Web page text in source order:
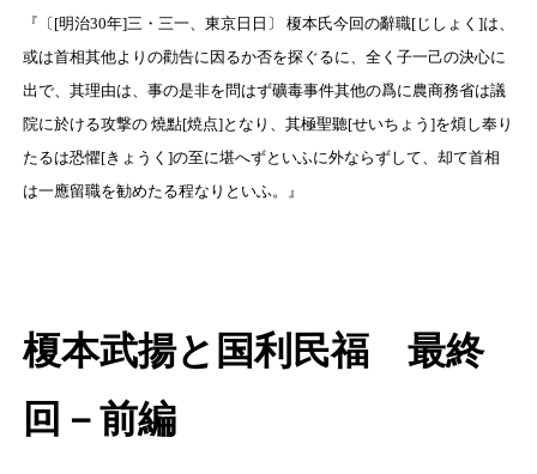
『〔[明治30年]三・三一、東京日日〕 榎本氏今回の辭職[じしょく]は、
或は首相其他よりの勸告に因るか否を探ぐるに、全く子一己の決心に
出で、其理由は、事の是非を問はず礦毒事件其他の爲に農商務省は議
院に於ける攻撃の 燒點[焼点]となり、其極聖聽[せいちょう]を煩し奉り
たるは恐懼[きょうく]の至に堪へずといふに外ならずして、却て首相
は一應留職を勧めたる程なりといふ。』
榎本武揚と国利民福 最終
回－前編